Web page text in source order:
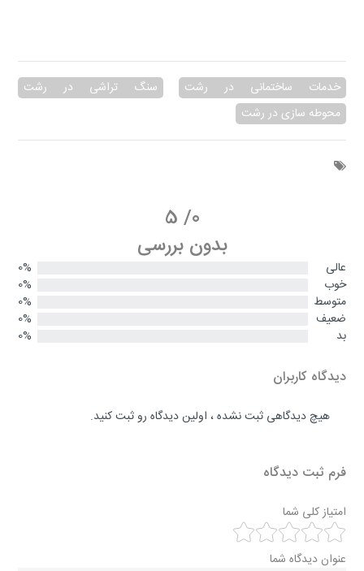
خدمات ساختمانی در رشت
سنگ تراشی در رشت
محوطه سازی در رشت
0
/
5
بدون بررسی
عالی
0%
خوب
0%
متوسط
0%
ضعیف
0%
بد
0%
دیدگاه کاربران
هیچ دیدگاهی ثبت نشده ، اولین دیدگاه رو ثبت کنید.
فرم ثبت دیدگاه
امتیاز کلی شما
عنوان دیدگاه شما